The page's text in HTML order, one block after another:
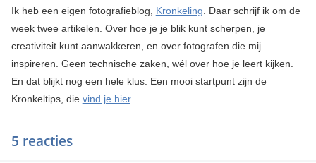
Ik heb een eigen fotografieblog, Kronkeling . Daar schrijf ik om de
week twee artikelen. Over hoe je je blik kunt scherpen, je
creativiteit kunt aanwakkeren, en over fotografen die mij
inspireren. Geen technische zaken, wél over hoe je leert kijken.
En dat blijkt nog een hele klus. Een mooi startpunt zijn de
Kronkeltips, die vind je hier.
5 reacties